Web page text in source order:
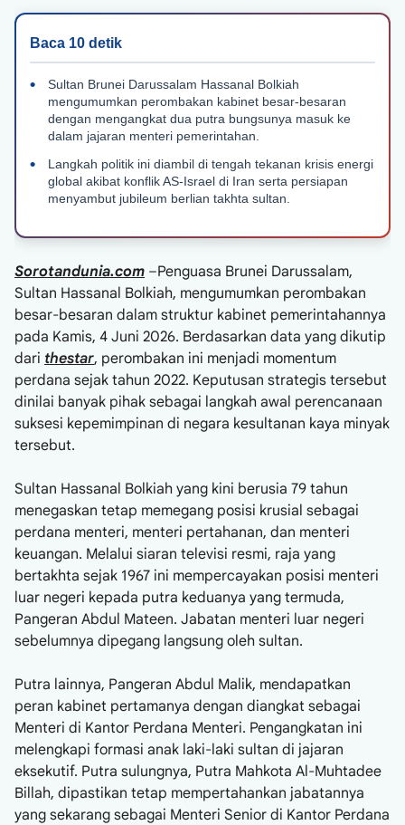
Sultan Brunei Darussalam Hassanal Bolkiah
mengumumkan perombakan kabinet besar-besaran
dengan mengangkat dua putra bungsunya masuk ke
dalam jajaran menteri pemerintahan.
Langkah politik ini diambil di tengah tekanan krisis energi
global akibat konflik AS-Israel di Iran serta persiapan
menyambut jubileum berlian takhta sultan.
Sorotandunia.com –Penguasa Brunei Darussalam,
Sultan Hassanal Bolkiah, mengumumkan perombakan
besar-besaran dalam struktur kabinet pemerintahannya
pada Kamis, 4 Juni 2026. Berdasarkan data yang dikutip
dari thestar, perombakan ini menjadi momentum
perdana sejak tahun 2022. Keputusan strategis tersebut
dinilai banyak pihak sebagai langkah awal perencanaan
suksesi kepemimpinan di negara kesultanan kaya minyak
tersebut.
Sultan Hassanal Bolkiah yang kini berusia 79 tahun
menegaskan tetap memegang posisi krusial sebagai
perdana menteri, menteri pertahanan, dan menteri
keuangan. Melalui siaran televisi resmi, raja yang
bertakhta sejak 1967 ini mempercayakan posisi menteri
luar negeri kepada putra keduanya yang termuda,
Pangeran Abdul Mateen. Jabatan menteri luar negeri
sebelumnya dipegang langsung oleh sultan.
Putra lainnya, Pangeran Abdul Malik, mendapatkan
peran kabinet pertamanya dengan diangkat sebagai
Menteri di Kantor Perdana Menteri. Pengangkatan ini
melengkapi formasi anak laki-laki sultan di jajaran
eksekutif. Putra sulungnya, Putra Mahkota Al-Muhtadee
Billah, dipastikan tetap mempertahankan jabatannya
yang sekarang sebagai Menteri Senior di Kantor Perdana